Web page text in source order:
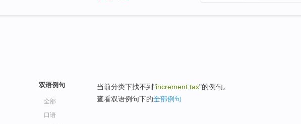
双语例句
全部
口语
当前分类下找不到"increment tax"的例句。
查看双语例句下的全部例句